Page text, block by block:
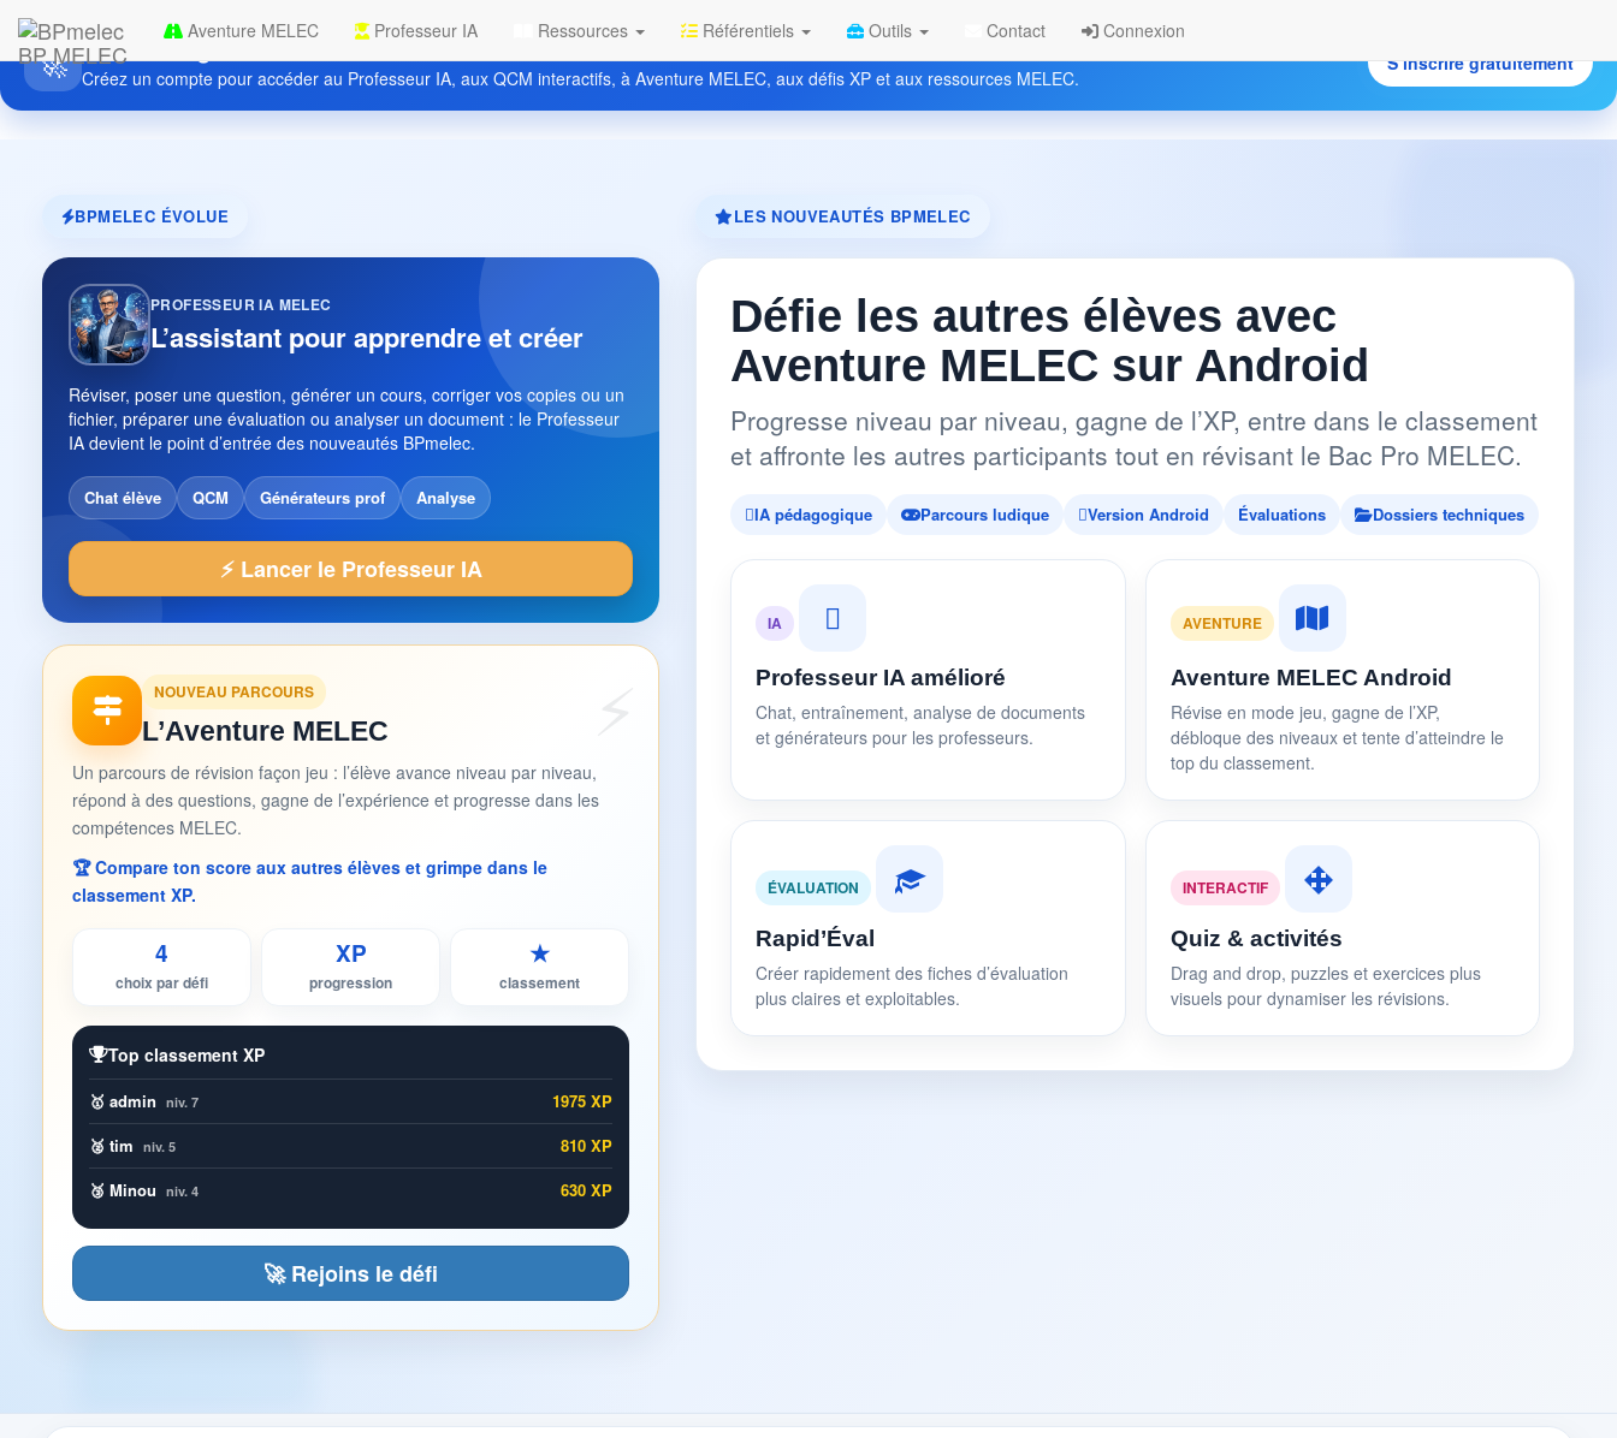
BP MELEC
Aventure MELEC Professeur IA Ressources Référentiels Outils Contact Connexion
🚀 Découvrez gratuitement BPmelec
Créez un compte pour accéder au Professeur IA, aux QCM interactifs, à Aventure MELEC, aux défis XP et aux ressources MELEC.
S’inscrire gratuitement
BPMELEC ÉVOLUE
PROFESSEUR IA MELEC
L’assistant pour apprendre et créer
Réviser, poser une question, générer un cours, corriger vos copies ou un
fichier, préparer une évaluation ou analyser un document : le Professeur
IA devient le point d’entrée des nouveautés BPmelec.
Chat élève QCM Générateurs prof Analyse
⚡ Lancer le Professeur IA
NOUVEAU PARCOURS
L’Aventure MELEC
Un parcours de révision façon jeu : l’élève avance niveau par niveau,
répond à des questions, gagne de l’expérience et progresse dans les
compétences MELEC.
🏆 Compare ton score aux autres élèves et grimpe dans le
classement XP.
4
choix par défi
XP
progression
★
classement
Top classement XP
🥇 admin niv. 7
1975 XP
🥈 tim niv. 5
810 XP
🥉 Minou niv. 4 630 XP
🚀 Rejoins le défi
LES NOUVEAUTÉS BPMELEC
Défie les autres élèves avec
Aventure MELEC sur Android
Progresse niveau par niveau, gagne de l’XP, entre dans le classement
et affronte les autres participants tout en révisant le Bac Pro MELEC.
IA pédagogique Parcours ludique Version Android Évaluations Dossiers techniques
IA
Professeur IA amélioré
Chat, entraînement, analyse de documents
et générateurs pour les professeurs.
AVENTURE
Aventure MELEC Android
Révise en mode jeu, gagne de l’XP,
débloque des niveaux et tente d’atteindre le
top du classement.
ÉVALUATION
Rapid’Éval
Créer rapidement des fiches d’évaluation
plus claires et exploitables.
INTERACTIF
Quiz & activités
Drag and drop, puzzles et exercices plus
visuels pour dynamiser les révisions.